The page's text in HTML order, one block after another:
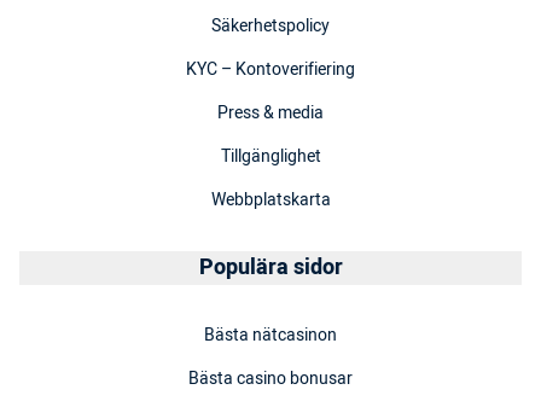
Säkerhetspolicy
KYC – Kontoverifiering
Press & media
Tillgänglighet
Webbplatskarta
Populära sidor
Bästa nätcasinon
Bästa casino bonusar